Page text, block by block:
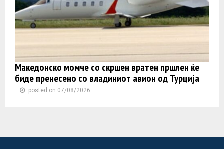
Македонско момче со скршен вратен пршлен ќе
биде пренесено со владиниот авион од Турција
posted on 07/08/2026